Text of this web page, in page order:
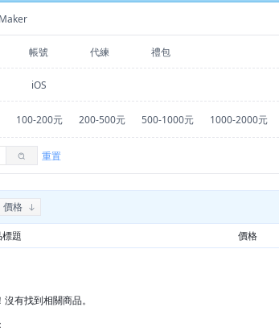
帳號 代練 禮包
iOS
100-200元 200-500元 500-1000元 1000-2000元
重置
價格
題 價格
沒有找到相關商品。